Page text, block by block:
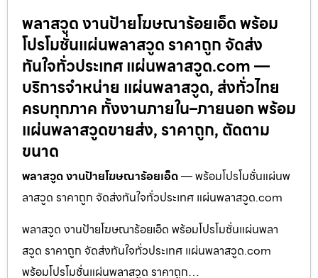
พลาสวูด งานป้ายโฆษณาร้อยเอ็ด พร้อม
โปรโมชั่นแผ่นพลาสวูด ราคาถูก จัดส่ง
ทันใจทั่วประเทศ แผ่นพลาสวูด.com —
บริการจำหน่าย แผ่นพลาสวูด, ส่งทั่วไทย
ครบทุกภาค ทั้งงานภายใน–ภายนอก พร้อม
แผ่นพลาสวูดขายส่ง, ราคาถูก, ตัดตาม
ขนาด
พลาสวูด งานป้ายโฆษณาร้อยเอ็ด— พร้อมโปรโมชั่นแผ่นพ
ลาสวูด ราคาถูก จัดส่งทันใจทั่วประเทศ แผ่นพลาสวูด.com
พลาสวูด งานป้ายโฆษณาร้อยเอ็ด พร้อมโปรโมชั่นแผ่นพลา
สวูด ราคาถูก จัดส่งทันใจทั่วประเทศ แผ่นพลาสวูด.com
พร้อมโปรโมชั่นแผ่นพลาสวูด ราคาถูก…